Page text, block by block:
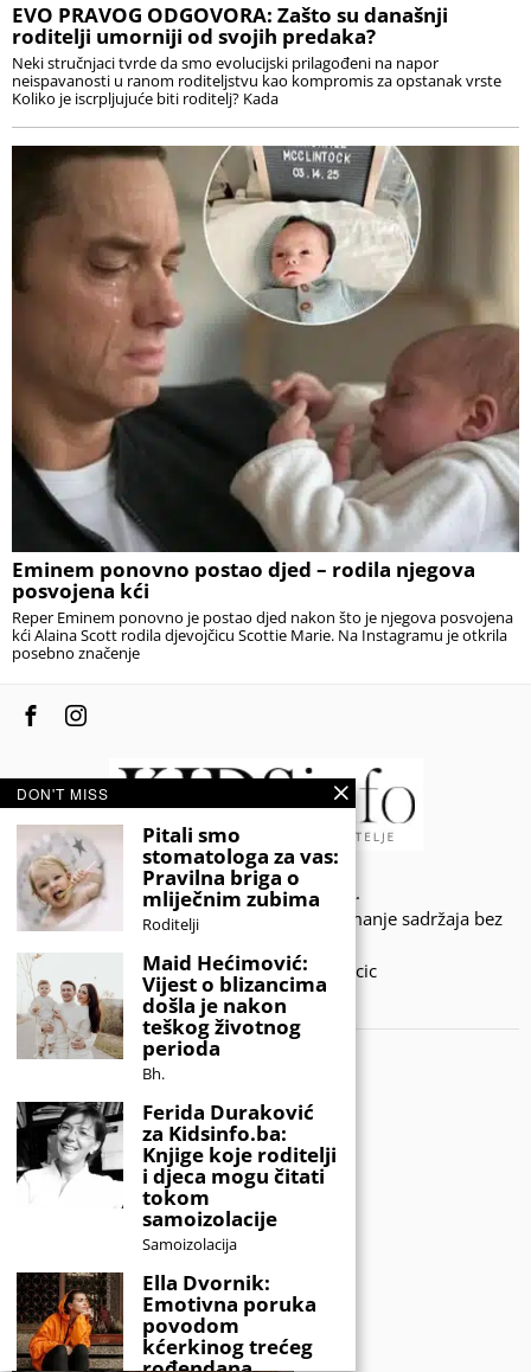
EVO PRAVOG ODGOVORA: Zašto su današnji
roditelji umorniji od svojih predaka?
Neki stručnjaci tvrde da smo evolucijski prilagođeni na napor
neispavanosti u ranom roditeljstvu kao kompromis za opstanak vrste
Koliko je iscrpljujuće biti roditelj? Kada
Eminem ponovno postao djed – rodila njegova
posvojena kći
Reper Eminem ponovno je postao djed nakon što je njegova posvojena
kći Alaina Scott rodila djevojčicu Scottie Marie. Na Instagramu je otkrila
posebno značenje
© 2020 - KIDSINFO.BA.
Sva prava zadržana. Zabranjeno preuzimanje sadržaja bez
Developed by Amar SIjercic
IZAŠAO JE NOVI MAGAZIN!
DON'T MISS
Pitali smo
stomatologa za vas:
Pravilna briga o
mliječnim zubima
Roditelji
Maid Hećimović:
Vijest o blizancima
došla je nakon
teškog životnog
perioda
Bh.
Ferida Duraković
za Kidsinfo.ba:
Knjige koje roditelji
i djeca mogu čitati
tokom
samoizolacije
Samoizolacija
Ella Dvornik:
Emotivna poruka
povodom
kćerkinog trećeg